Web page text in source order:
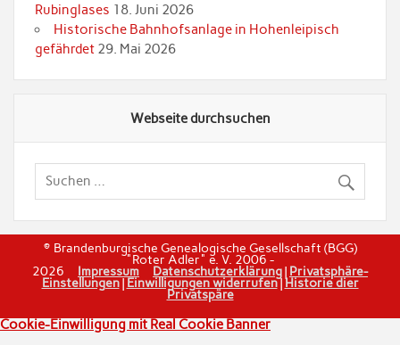
Rubinglases 18. Juni 2026
Historische Bahnhofsanlage in Hohenleipisch
gefährdet 29. Mai 2026
Webseite durchsuchen
© Brandenburgische Genealogische Gesellschaft (BGG)
"Roter Adler" e. V. 2006 -
2026 Impressum Datenschutzerklärung| Privatsphäre-
Einstellungen| Einwilligungen widerrufen|Historie dier
Privatspäre
Cookie-Einwilligung mit Real Cookie Banner